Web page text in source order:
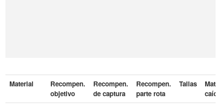
Material
Recompen.
objetivo
Recompen.
de captura
Recompen.
parte rota
Tallas